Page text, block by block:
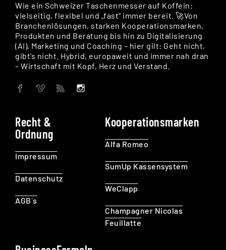
Wie ein Schweizer Taschenmesser auf Koffein:
vielseitig, flexibel und „fast“ immer bereit. 🚀Von
Branchenlösungen, starken Kooperationsmarken,
Produkten und Beratung bis hin zu Digitalisierung
(AI), Marketing und Coaching – hier gilt: Geht nicht,
gibt’s nicht. Hybrid, europaweit und immer nah dran
– Wirtschaft mit Kopf, Herz und Verstand.
Recht &
Ordnung
Impressum
Datenschutz
AGB`s
Kooperationsmarken
Alfa Romeo
SumUp Kassensystem
WeClapp
Champagner Nicolas
Feuillatte